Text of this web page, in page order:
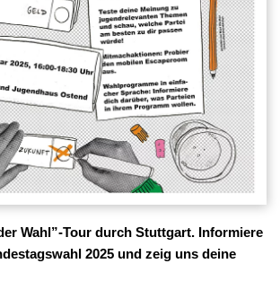
Wahl”-Tour durch Stuttgart. Informiere
2025 und zeig uns deine